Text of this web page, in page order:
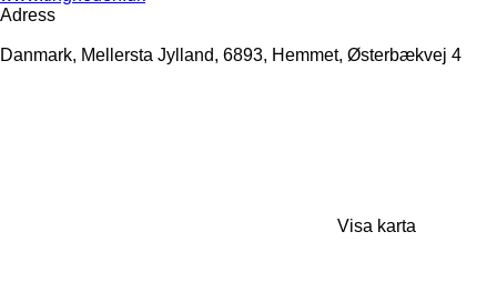
Adress
Danmark, Mellersta Jylland, 6893, Hemmet, Østerbækvej 4
Visa karta